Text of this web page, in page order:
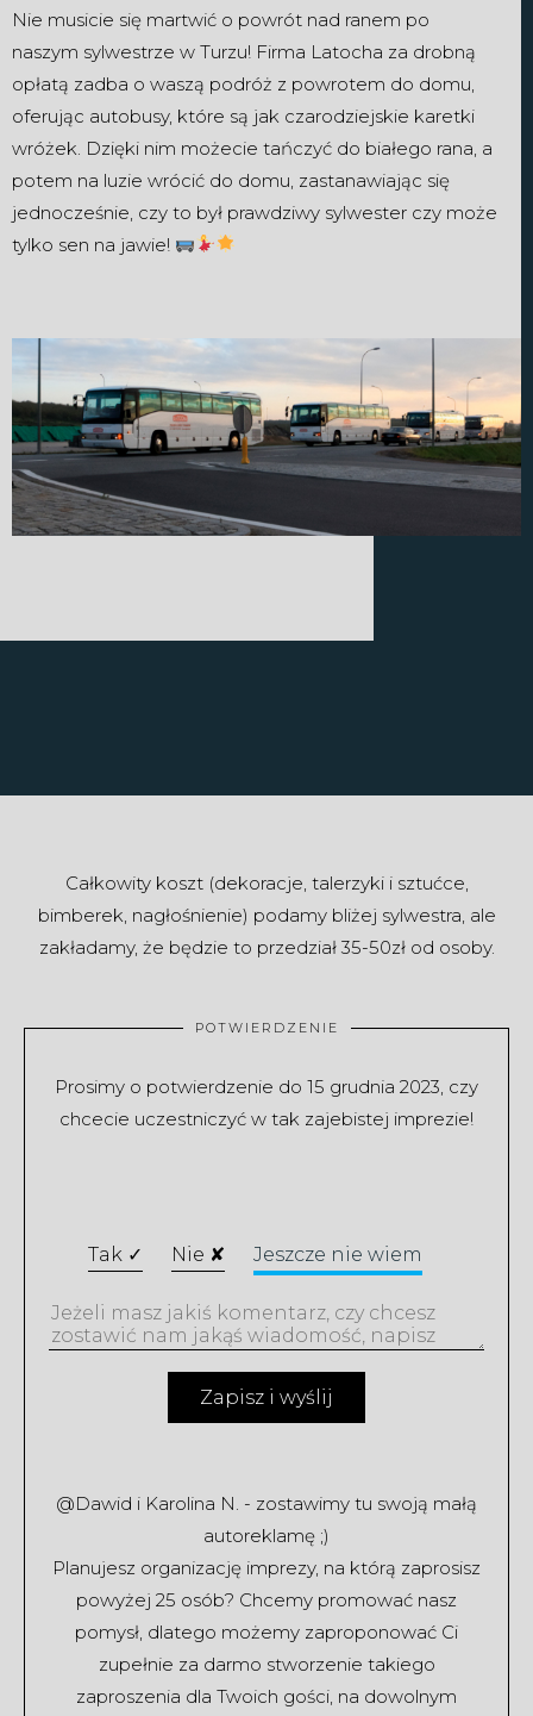
Nie musicie się martwić o powrót nad ranem po
naszym sylwestrze w Turzu! Firma Latocha za drobną
opłatą zadba o waszą podróż z powrotem do domu,
oferując autobusy, które są jak czarodziejskie karetki
wróżek. Dzięki nim możecie tańczyć do białego rana, a
potem na luzie wrócić do domu, zastanawiając się
jednocześnie, czy to był prawdziwy sylwester czy może
tylko sen na jawie!
Całkowity koszt (dekoracje, talerzyki i sztućce,
bimberek, nagłośnienie) podamy bliżej sylwestra, ale
zakładamy, że będzie to przedział 35-50zł od osoby.
POTWIERDZENIE
Prosimy o potwierdzenie do 15 grudnia 2023, czy
chcecie uczestniczyć w tak zajebistej imprezie!
@Dawid i Karolina N. - zostawimy tu swoją małą
autoreklamę ;)
Planujesz organizację imprezy, na którą zaprosisz
powyżej 25 osób? Chcemy promować nasz
pomysł, dlatego możemy zaproponować Ci
zupełnie za darmo stworzenie takiego
zaproszenia dla Twoich gości, na dowolnym